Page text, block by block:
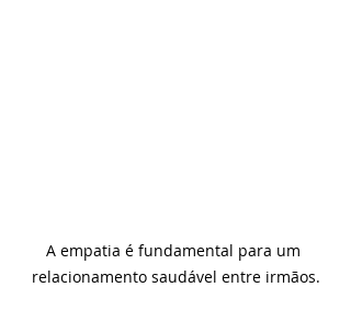
A empatia é fundamental para um
relacionamento saudável entre irmãos.